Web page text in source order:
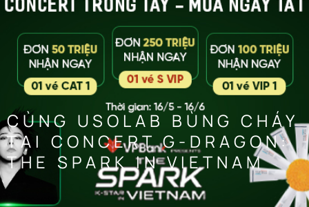
CÙNG USOLAB BÙNG CHÁY
TẠI CONCERT G-DRAGON:
THE SPARK IN VIETNAM